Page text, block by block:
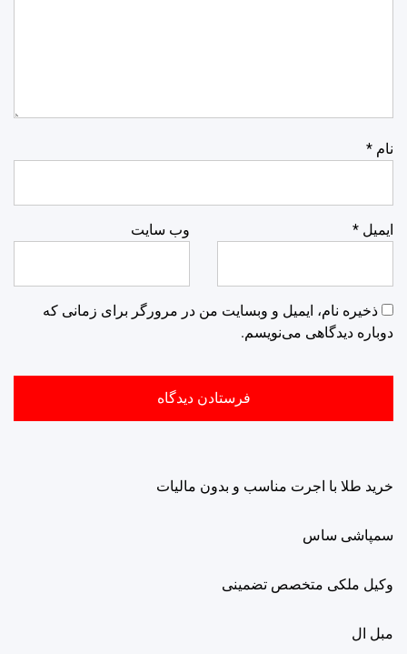
نام *
ایمیل * وب‌ سایت
ذخیره نام، ایمیل و وبسایت من در مرورگر برای زمانی که
دوباره دیدگاهی می‌نویسم.
خرید طلا با اجرت مناسب و بدون مالیات
سمپاشی ساس
وکیل ملکی متخصص تضمینی
مبل ال